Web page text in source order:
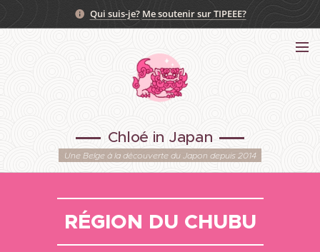
Qui suis-je? Me soutenir sur TIPEEE?
Chloé in Japan
Une Belge à la découverte du Japon depuis 2014
RÉGION DU CHUBU